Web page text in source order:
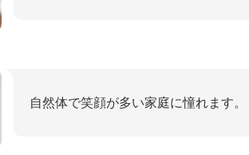
自然体で笑顔が多い家庭に憧れます。